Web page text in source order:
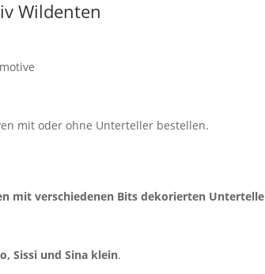
Wildenten
mit oder ohne Unterteller bestellen.
mit verschiedenen Bits dekorierten
Sissi und Sina klein.